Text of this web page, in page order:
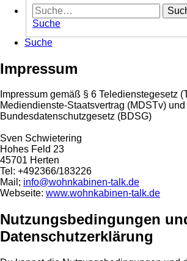
Suche
Suche
Impressum
Impressum gemäß § 6 Teledienstegesetz
Mediendienste-Staatsvertrag (MDSTv) und
Bundesdatenschutzgesetz (BDSG)
Sven Schwietering
Hohes Feld 23
45701 Herten
Tel: +492366/183226
Mail; info@wohnkabinen-talk.de
Webseite: www.wohnkabinen-talk.de
Nutzungsbedingungen
Datenschutzerklärung